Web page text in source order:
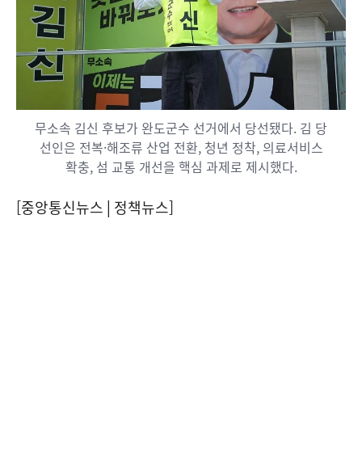
무소속 김신 후보가 완도군수 선거에서 당선됐다. 김 당
선인은 전복·해조류 산업 전환, 청년 정착, 의료서비스
확충, 섬 교통 개선을 핵심 과제로 제시했다.
[중앙통신뉴스│정책뉴스]